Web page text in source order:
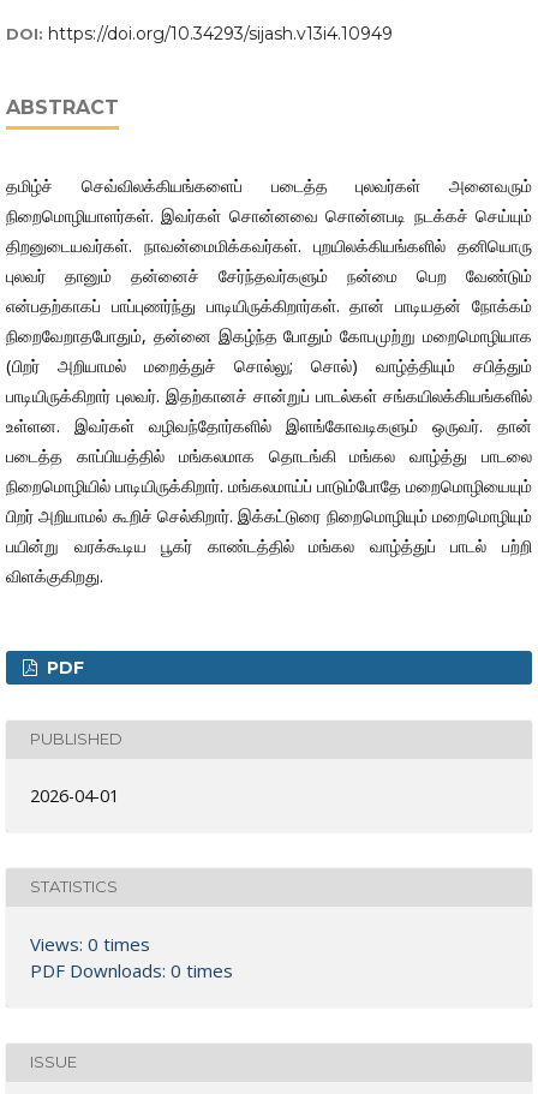
DOI: https://doi.org/10.34293/sijash.v13i4.10949
ABSTRACT
தமிழ்ச் செவ்விலக்கியங்களைப் படைத்த புலவர்கள் அனைவரும்
நிறைமொழியாளர்கள். இவர்கள் சொன்னவை சொன்னபடி நடக்கச் செய்யும்
திறனுடையவர்கள். நாவன்மைமிக்கவர்கள். புறயிலக்கியங்களில் தனியொரு
புலவர் தானும் தன்னைச் சேர்ந்தவர்களும் நன்மை பெற வேண்டும்
என்பதற்காகப் பாப்புணர்ந்து பாடியிருக்கிறார்கள். தான் பாடியதன் நோக்கம்
நிறைவேறாதபோதும், தன்னை இகழ்ந்த போதும் கோபமுற்று மறைமொழியாக
(பிறர் அறியாமல் மறைத்துச் சொல்லு; சொல்) வாழ்த்தியும் சபித்தும்
பாடியிருக்கிறார் புலவர். இதற்கானச் சான்றுப் பாடல்கள் சங்கயிலக்கியங்களில்
உள்ளன. இவர்கள் வழிவந்தோர்களில் இளங்கோவடிகளும் ஒருவர். தான்
படைத்த காப்பியத்தில் மங்கலமாக தொடங்கி மங்கல வாழ்த்து பாடலை
நிறைமொழியில் பாடியிருக்கிறார். மங்கலமாய்ப் பாடும்போதே மறைமொழியையும்
பிறர் அறியாமல் கூறிச் செல்கிறார். இக்கட்டுரை நிறைமொழியும் மறைமொழியும்
பயின்று வரக்கூடிய பூகர் காண்டத்தில் மங்கல வாழ்த்துப் பாடல் பற்றி
விளக்குகிறது.
PDF
PUBLISHED
2026-04-01
STATISTICS
Views: 0 times
PDF Downloads: 0 times
ISSUE